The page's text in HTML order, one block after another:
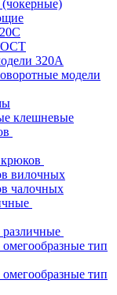
320А
модели
клешневые
вилочных
чалочных
тип
тип